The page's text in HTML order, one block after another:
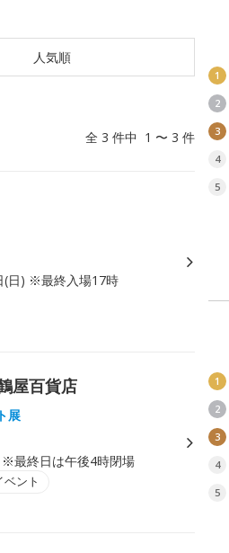
人気順
全 3 件中 1 〜 3 件
(日) ※最終入場17時
屋百貨店
展
最終日は午後4時閉場
ント
1
2
3
4
5
1
2
3
4
5